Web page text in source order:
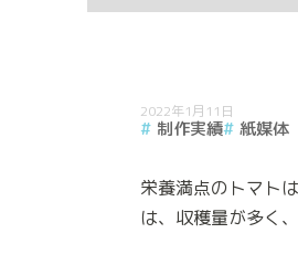
2022年1月11日
制作実績 紙媒体
栄養満点のトマト
は、収穫量が多く